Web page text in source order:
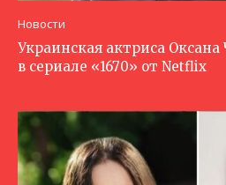
Новости
Украинская актриса
в сериале «1670» от Netflix